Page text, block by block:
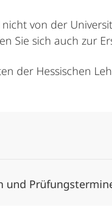
von der
Sie sich auch zur
der Hessischen
und